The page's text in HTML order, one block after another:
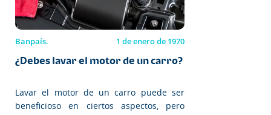
Banpaís. 1 de enero de 1970
¿Debes lavar el motor de un carro?
Lavar el motor de un carro puede ser
beneficioso en ciertos aspectos, pero